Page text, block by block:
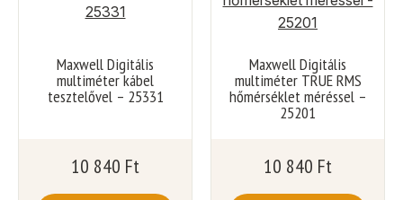
Maxwell Digitális
multiméter kábel
tesztelővel – 25331
10 840 Ft
Maxwell Digitális
multiméter TRUE RMS
hőmérséklet méréssel –
25201
10 840 Ft